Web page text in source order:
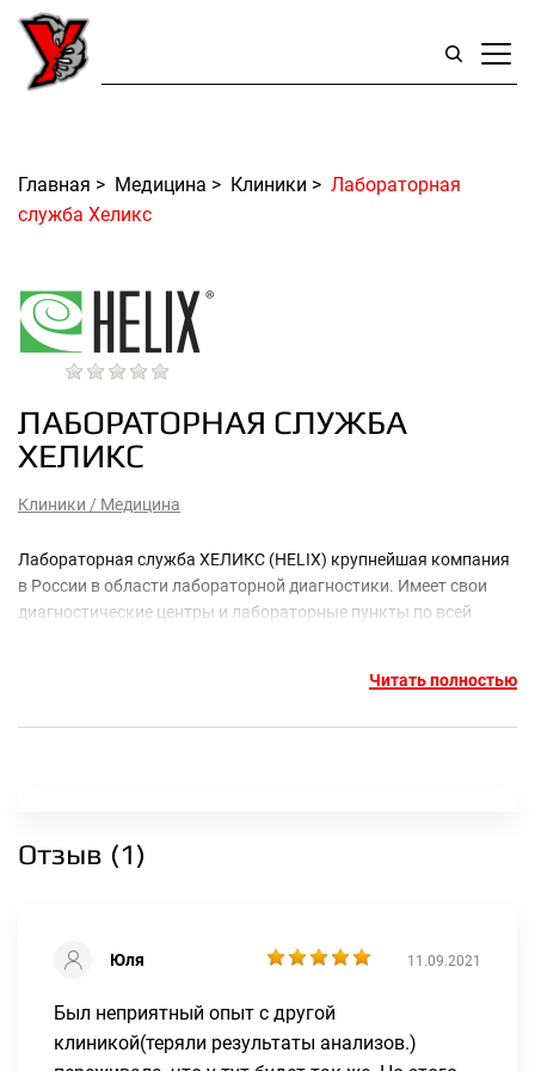
Главная > Медицина > Клиники > Лабораторная
служба Хеликс
ЛАБОРАТОРНАЯ СЛУЖБА
ХЕЛИКС
Клиники / Медицина
Лабораторная служба ХЕЛИКС (HELIX) крупнейшая компания
в России в области лабораторной диагностики. Имеет свои
диагностические центры и лабораторные пункты по всей
В Тюмени расположены 5 диагностических центров в разных
и перерывов. Каждый центр имеет удобные и оборудованные
ультразвуковую диагностику и ЭКГ, колоноскопию,
специалиста или прохождения исследования уточняйте в
Читать полностью
Отзыв (1)
Юля 11.09.2021
Был неприятный опыт с другой
клиникой(теряли результаты анализов.)